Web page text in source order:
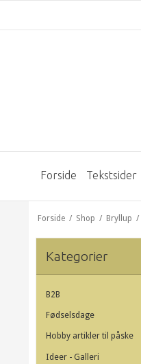
Forside Tekstsider
Forside / Shop / Bryllup /
Kategorier
B2B
Fødselsdage
Hobby artikler til påske
Ideer - Galleri